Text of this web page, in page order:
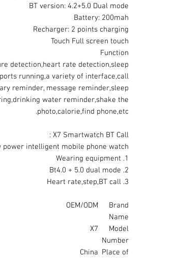
BT version: 4.2+5.0 Dual mode
Battery: 200mah
Recharger: 2 points charging
Touch Full screen touch
Function
detection,heart rate detection,sleep
running,a variety of interface,call
reminder, message reminder,sleep
water reminder,shake the
photo,calorie,find phone,etc.
X7 Smartwatch BT Call :
power intelligent mobile phone watch
1. Wearing equipment
2. Bt4.0 + 5.0 dual mode
3. Heart rate,step,BT call
Brand
Name
OEM/ODM
Model
Number
X7
Place of
China